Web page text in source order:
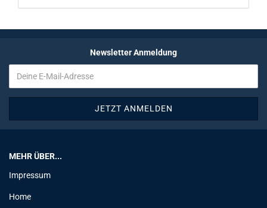
Newsletter Anmeldung
MEHR ÜBER...
Impressum
Home